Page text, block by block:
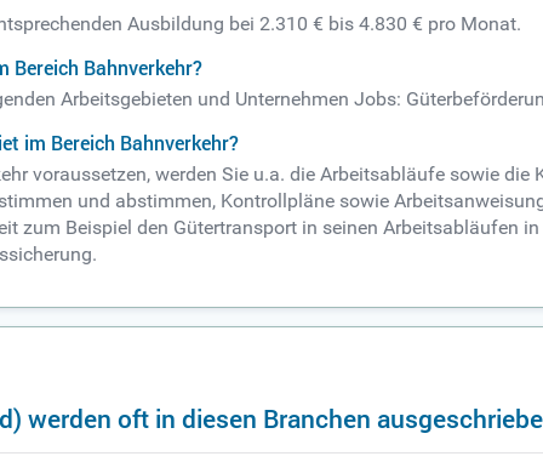
Ausbildung bei 2.310 € bis 4.830 € pro Monat.
Bereich Bahnverkehr?
Arbeitsgebieten und Unternehmen Jobs:
im Bereich Bahnverkehr?
voraussetzen, werden Sie u.a. die Arbeitsabläufe sowie
und abstimmen, Kontrollpläne sowie
zum Beispiel den Gütertransport in seinen Arbeitsabläufen
werden oft in diesen Branchen